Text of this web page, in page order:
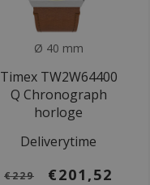
Ø 40 mm
Timex TW2W64400
Q Chronograph
horloge
Deliverytime
€229 €201,52